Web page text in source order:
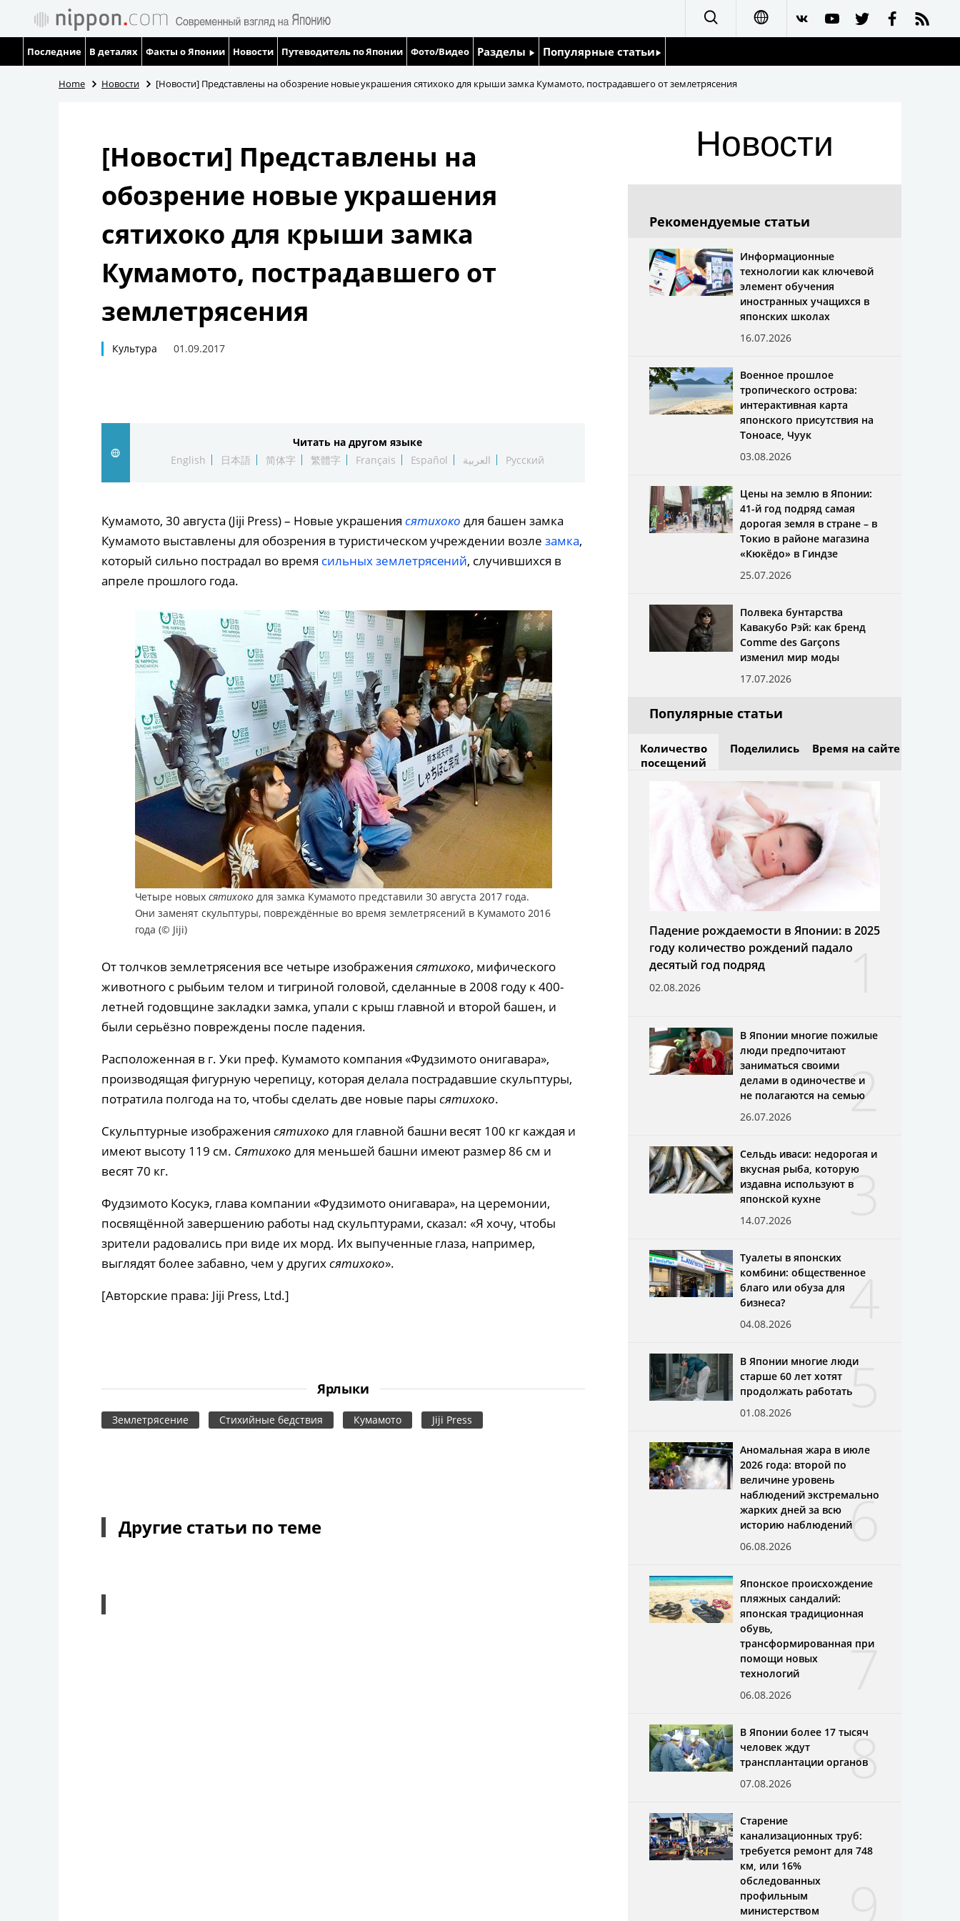
العربية
Последние В деталях Факты о Японии Новости Путеводитель по Японии Фото/Видео Разделы
Люди
Экономика
Культура
Популярные статьи
Японский язык
Home Новости [Новости] Представлены на обозрение новые украшения сятихоко для крыши замка Кумамото, пострадавшего от землетрясения
[Новости] Представлены на
обозрение новые украшения
сятихоко для крыши замка
Кумамото, пострадавшего от
землетрясения
Культура 01.09.2017
Читать на другом языке
English
日本語 简体字 繁體字 Français Español العربية Русский
Кумамото, 30 августа (Jiji Press) – Новые украшениясятихоко для башен замка
Кумамото выставлены для обозрения в туристическом учреждении возлезамка,
который сильно пострадал во время сильных землетрясений, случившихся в
апреле прошлого года.
Четыре новыхсятихоко для замка Кумамото представили 30 августа 2017 года.
Они заменят скульптуры, повреждённые во время землетрясений в Кумамото 2016
года (© Jiji)
От толчков землетрясения все четыре изображения сятихоко, мифического
животного с рыбьим телом и тигриной головой, сделанные в 2008 году к 400-
летней годовщине закладки замка, упали с крыш главной и второй башен, и
были серьёзно повреждены после падения.
Расположенная в г. Уки преф. Кумамото компания «Фудзимото онигавара»,
производящая фигурную черепицу, которая делала пострадавшие скульптуры,
потратила полгода на то, чтобы сделать две новые парысятихоко.
Скульптурные изображения сятихоко для главной башни весят 100 кг каждая и
имеют высоту 119 см. Сятихоко для меньшей башни имеют размер 86 см и
весят 70 кг.
Фудзимото Косукэ, глава компании «Фудзимото онигавара», на церемонии,
посвящённой завершению работы над скульптурами, сказал: «Я хочу, чтобы
зрители радовались при виде их морд. Их выпученные глаза, например,
выглядят более забавно, чем у другихсятихоко».
[Авторские права: Jiji Press, Ltd.]
Ярлыки
Землетрясение Стихийные бедствия Кумамото Jiji Press
Другие статьи по теме
Новости
Рекомендуемые статьи
Информационные
технологии как ключевой
элемент обучения
иностранных учащихся в
японских школах
16.07.2026
Военное прошлое
тропического острова:
интерактивная карта
японского присутствия на
Тоноасе, Чуук
03.08.2026
Цены на землю в Японии:
41-й год подряд самая
дорогая земля в стране – в
Токио в районе магазина
«Кюкёдо» в Гиндзе
25.07.2026
Полвека бунтарства
Кавакубо Рэй: как бренд
Comme des Garçons
изменил мир моды
17.07.2026
Популярные статьи
Количество
посещений
Поделились Время на сайте
1
Падение рождаемости в Японии: в 2025
году количество рождений падало
десятый год подряд
02.08.2026
2
В Японии многие пожилые
люди предпочитают
заниматься своими
делами в одиночестве и
не полагаются на семью
26.07.2026
3
Сельдь иваси: недорогая и
вкусная рыба, которую
издавна используют в
японской кухне
14.07.2026
4
Туалеты в японских
комбини: общественное
благо или обуза для
бизнеса?
04.08.2026
5
В Японии многие люди
старше 60 лет хотят
продолжать работать
01.08.2026
6
Аномальная жара в июле
2026 года: второй по
величине уровень
наблюдений экстремально
жарких дней за всю
историю наблюдений
06.08.2026
7
Японское происхождение
пляжных сандалий:
японская традиционная
обувь,
трансформированная при
помощи новых
технологий
06.08.2026
8
В Японии более 17 тысяч
человек ждут
трансплантации органов
07.08.2026
Старение
канализационных труб:
требуется ремонт для 748
км, или 16%
обследованных
профильным
министерством